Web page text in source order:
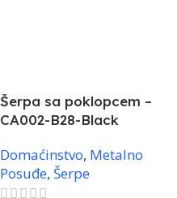
Šerpa sa poklopcem –
CA002-B28-Black
Domaćinstvo, Metalno
Posuđe, Šerpe